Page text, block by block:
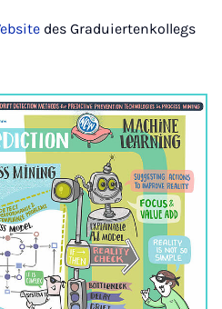
des Graduiertenkollegs